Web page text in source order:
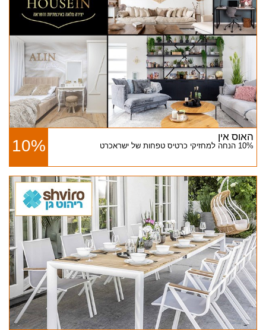
האוס אין
10% הנחה למחזיקי כרטיס טפחות של ישראכרט 10%